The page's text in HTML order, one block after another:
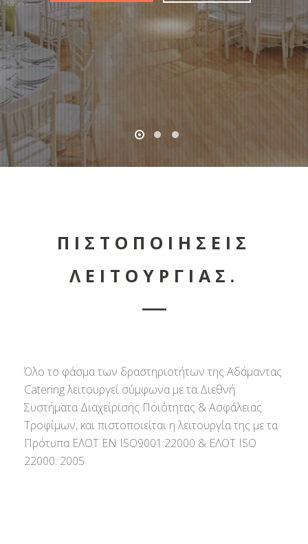
ΠΙΣΤΟΠΟΙΗΣΕΙΣ
ΛΕΙΤΟΥΡΓΙΑΣ.
Όλο το φάσμα των δραστηριοτήτων της Αδάμαντας
Catering λειτουργεί σύμφωνα με τα Διεθνή
Συστήματα Διαχείρισης Ποιότητας & Ασφάλειας
Τροφίμων, και πιστοποιείται η λειτουργία της με τα
Πρότυπα ΕΛΟΤ ΕΝ ISO9001:22000 & ΕΛΟΤ ISO
22000: 2005